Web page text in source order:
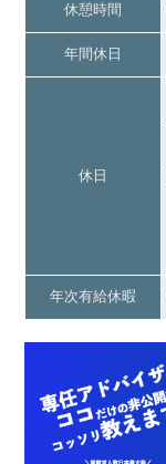
休憩時間
年間休日
休日
年次有給休暇